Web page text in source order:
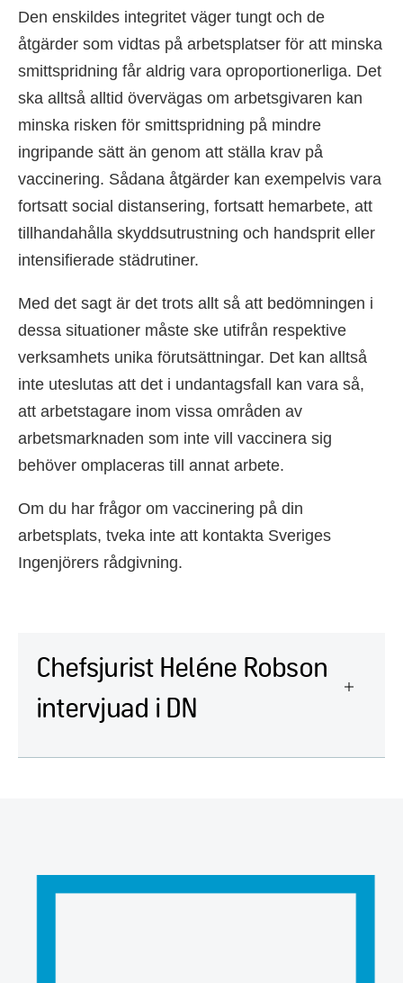
Den enskildes integritet väger tungt och de
åtgärder som vidtas på arbetsplatser för att minska
smittspridning får aldrig vara oproportionerliga. Det
ska alltså alltid övervägas om arbetsgivaren kan
minska risken för smittspridning på mindre
ingripande sätt än genom att ställa krav på
vaccinering. Sådana åtgärder kan exempelvis vara
fortsatt social distansering, fortsatt hemarbete, att
tillhandahålla skyddsutrustning och handsprit eller
intensifierade städrutiner.
Med det sagt är det trots allt så att bedömningen i
dessa situationer måste ske utifrån respektive
verksamhets unika förutsättningar. Det kan alltså
inte uteslutas att det i undantagsfall kan vara så,
att arbetstagare inom vissa områden av
arbetsmarknaden som inte vill vaccinera sig
behöver omplaceras till annat arbete.
Om du har frågor om vaccinering på din
arbetsplats, tveka inte att kontakta Sveriges
Ingenjörers rådgivning.
Chefsjurist Heléne Robson
intervjuad i DN